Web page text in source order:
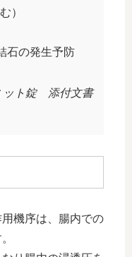
）
石の発生予防
ット錠 添付文書
機序は、腸内での